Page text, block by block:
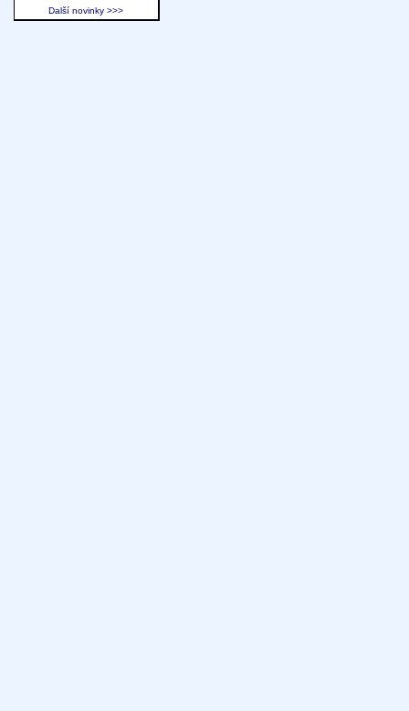
Další novinky >>>